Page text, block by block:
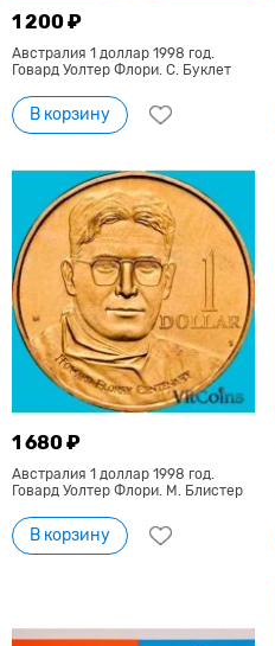
1 200 ₽
Австралия 1 доллар 1998 год.
Говард Уолтер Флори. C. Буклет
В корзину
1 680 ₽
Австралия 1 доллар 1998 год.
Говард Уолтер Флори. М. Блистер
В корзину